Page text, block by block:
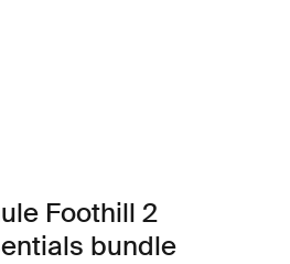
Foothill 2
bundle